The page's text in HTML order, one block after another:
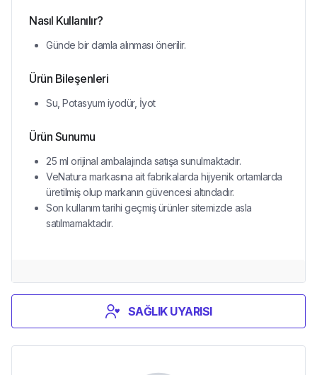
Nasıl Kullanılır?
Günde bir damla alınması önerilir.
Ürün Bileşenleri
Su, Potasyum iyodür, İyot
Ürün Sunumu
25 ml orijinal ambalajında satışa sunulmaktadır.
VeNatura markasına ait fabrikalarda hijyenik ortamlarda
üretilmiş olup markanın güvencesi altındadır.
Son kullanım tarihi geçmiş ürünler sitemizde asla
satılmamaktadır.
SAĞLIK UYARISI